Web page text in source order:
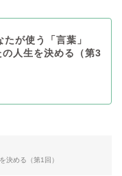
たが使う「言葉」
の人生を決める（第3
決める（第1回）